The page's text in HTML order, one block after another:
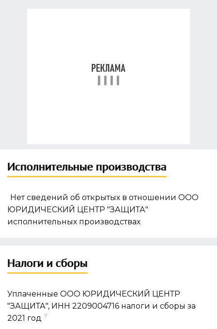
Исполнительные производства
Нет сведений об открытых в отношении ООО
ЮРИДИЧЕСКИЙ ЦЕНТР "ЗАЩИТА"
исполнительных производствах
Налоги и сборы
Уплаченные ООО ЮРИДИЧЕСКИЙ ЦЕНТР
"ЗАЩИТА", ИНН 2209004716 налоги и сборы за
2021 год ?